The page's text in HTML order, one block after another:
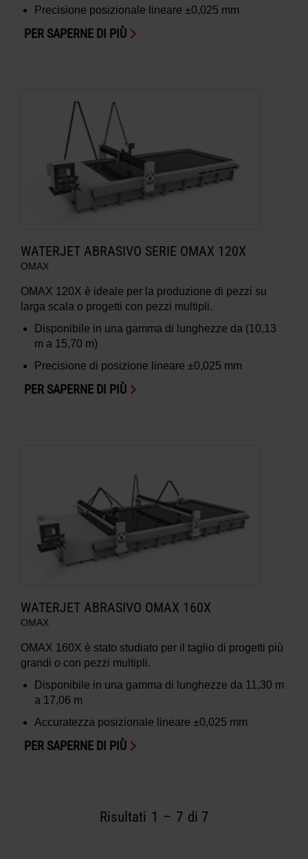
Precisione posizionale lineare ±0,025 mm
PER SAPERNE DI PIÙ
WATERJET ABRASIVO SERIE OMAX 120X
OMAX
OMAX 120X è ideale per la produzione di pezzi su
larga scala o progetti con pezzi multipli.
Disponibile in una gamma di lunghezze da (10,13
m a 15,70 m)
Precisione di posizione lineare ±0,025 mm
PER SAPERNE DI PIÙ
WATERJET ABRASIVO OMAX 160X
OMAX
OMAX 160X è stato studiato per il taglio di progetti più
grandi o con pezzi multipli.
Disponibile in una gamma di lunghezze da 11,30 m
a 17,06 m
Accuratezza posizionale lineare ±0,025 mm
PER SAPERNE DI PIÙ
Risultati 1 – 7 di 7